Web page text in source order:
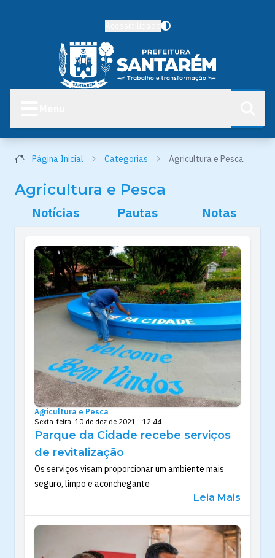
Página Inicial Categorias Agricultura e Pesca
Agricultura e Pesca
Notícias Pautas Notas
Agricultura e Pesca
Sexta-feira, 10 de dez de 2021 - 12:44
Parque da Cidade recebe serviços
de revitalização
Os serviços visam proporcionar um ambiente mais
seguro, limpo e aconchegante
Leia Mais